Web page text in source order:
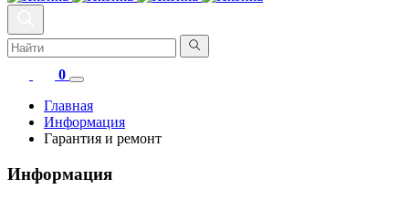
0
Главная
Информация
Гарантия и ремонт
Информация